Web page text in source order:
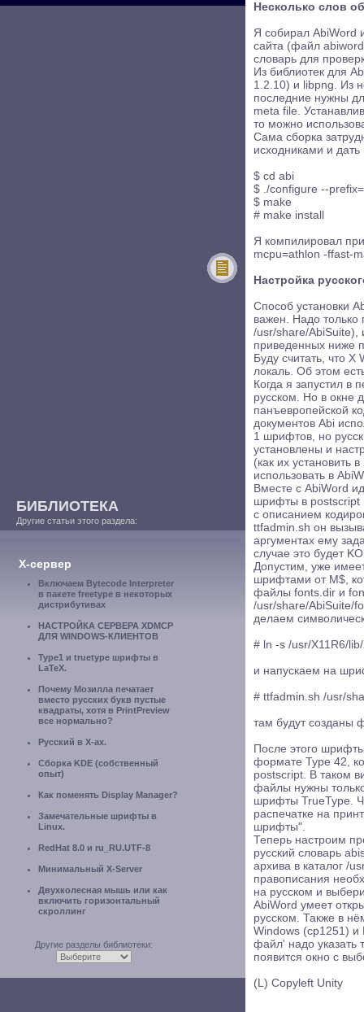
БИБЛИОТЕКА
Другие статьи этого раздела:
X-сервер
Включаем Bytecode Interpreter
в пакете freetype в некоторых
дистрибутивах
НАСТРОЙКА СЕРВЕРА XDMCP
ДЛЯ WINDOWS-КЛИЕНТОВ
Type1 и truetype шрифты в
LaTeX.
Почему Мозилла печатает
вместо русских букв пустые
квадраты, хотя в PrintPreview
все нормально?
Русский в X-ах.
Сборка KDE (собственный
опыт)
Как поменять Display Manager?
Замечательные шрифты в
Linux.
RedHat 8.0 и ru_RU.UTF-8
Минимальный X-Server
Двухколесная мышь или как
включить горизонтальный
скроллинг
Другие разделы библиотеки:
Несколько слов
Я собирал AbiWord
сайта (файл
словарь для
Из библиотек для
1.2.10) и libpng. Из
последние нужны
meta file.
то можно
Сама сборка
исходниками и
$ cd abi
$ ./configure --
$ make
# make install
Я компилировал
mcpu=athlon -ffast-
Настройка
Способ установки
важен. Надо только
/usr/share/AbiSuite),
приведенных ниже
Буду считать, что
локаль. Об этом
Когда я запустил в
русском. Но в окне
панъевропейской
документов Abi
1 шрифтов, но
установлены и
(как их установить
использовать в
Вместе с AbiWord
шрифты в postscript
c описанием
ttfadmin.sh он
аргументах ему
случае это будет
Допустим, уже
шрифтами от M$,
файлы fonts.dir и
/usr/share/AbiSuite/
делаем
# ln -s /usr/X11R6/
и напускаем на
# ttfadmin.sh /usr/
там будут созданы
После этого
формате Type 42,
postscript. В таком
файлы нужны
шрифты TrueType.
распечатке на
шрифты".
Теперь настроим
русский словарь
архива в каталог /
правописания
на русском и
AbiWord умеет
русском. Также в
Windows (cp1251) и
файл' надо указать
появится окно с
(L) Copyleft Unity